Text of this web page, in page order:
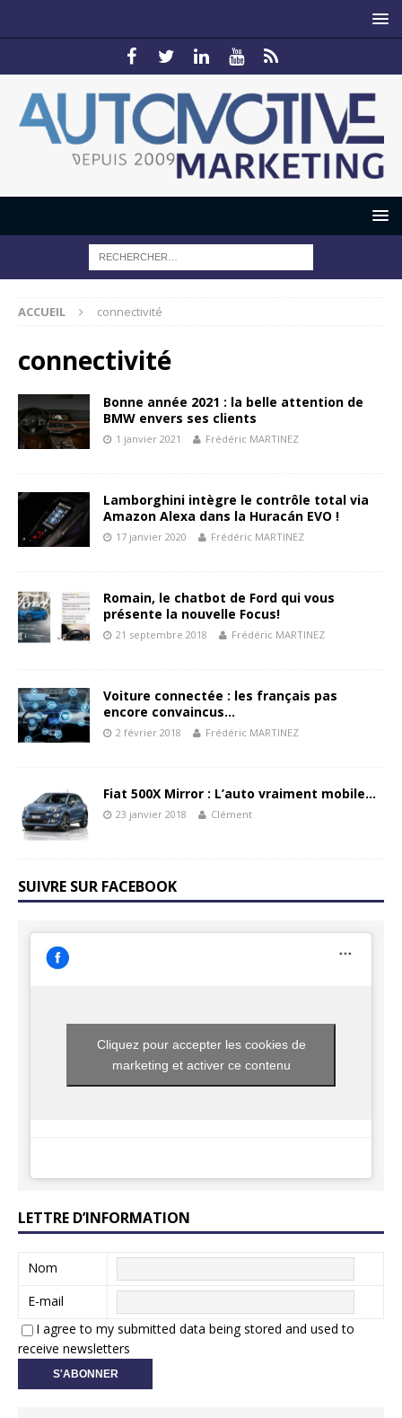
ACCUEIL connectivité
connectivité
Bonne année 2021 : la belle attention de
BMW envers ses clients
1 janvier 2021 Frédéric MARTINEZ
Lamborghini intègre le contrôle total via
Amazon Alexa dans la Huracán EVO !
17 janvier 2020 Frédéric MARTINEZ
Romain, le chatbot de Ford qui vous
présente la nouvelle Focus!
21 septembre 2018 Frédéric MARTINEZ
Voiture connectée : les français pas
encore convaincus…
2 février 2018 Frédéric MARTINEZ
Fiat 500X Mirror : L’auto vraiment mobile…
23 janvier 2018 Clément
SUIVRE SUR FACEBOOK
Cliquez pour accepter les cookies de
marketing et activer ce contenu
LETTRE D’INFORMATION
Nom
E-mail
I agree to my submitted data being stored and used to
receive newsletters